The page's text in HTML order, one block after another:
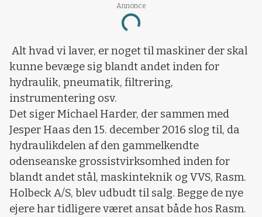
Annonce
Loading...
Alt hvad vi laver, er noget til maskiner der skal
kunne bevæge sig blandt andet inden for
hydraulik, pneumatik, filtrering,
instrumentering osv.
Det siger Michael Harder, der sammen med
Jesper Haas den 15. december 2016 slog til, da
hydraulikdelen af den gammelkendte
odenseanske grossistvirksomhed inden for
blandt andet stål, maskinteknik og VVS, Rasm.
Holbeck A/S, blev udbudt til salg. Begge de nye
ejere har tidligere været ansat både hos Rasm.